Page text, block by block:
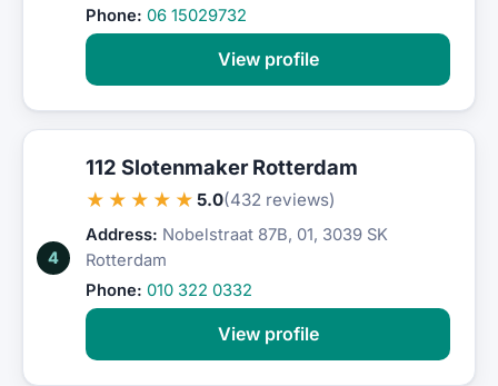
Phone: 06 15029732
View profile
4
112 Slotenmaker Rotterdam
★★★★★ 5.0(432 reviews)
Address: Nobelstraat 87B, 01, 3039 SK
Rotterdam
Phone: 010 322 0332
View profile